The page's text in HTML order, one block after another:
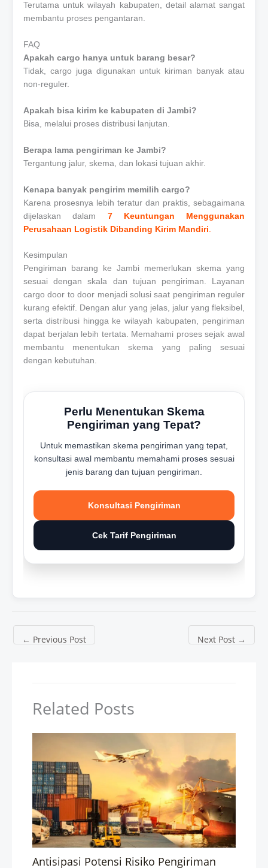
Terutama untuk wilayah kabupaten, detail alamat sangat
membantu proses pengantaran.
FAQ
Apakah cargo hanya untuk barang besar?
Tidak, cargo juga digunakan untuk kiriman banyak atau
non-reguler.
Apakah bisa kirim ke kabupaten di Jambi?
Bisa, melalui proses distribusi lanjutan.
Berapa lama pengiriman ke Jambi?
Tergantung jalur, skema, dan lokasi tujuan akhir.
Kenapa banyak pengirim memilih cargo?
Karena prosesnya lebih teratur dan praktis, sebagaimana
dijelaskan dalam
7 Keuntungan Menggunakan
Perusahaan Logistik Dibanding Kirim Mandiri
Kesimpulan
Pengiriman barang ke Jambi memerlukan skema yang
sesuai dengan skala dan tujuan pengiriman. Layanan
cargo door to door menjadi solusi saat pengiriman reguler
kurang efektif. Dengan alur yang jelas, jalur yang fleksibel,
serta distribusi hingga ke wilayah kabupaten, pengiriman
dapat berjalan lebih tertata. Memahami proses sejak awal
membantu menentukan skema yang paling sesuai
dengan kebutuhan.
Perlu Menentukan Skema
Pengiriman yang Tepat?
Untuk memastikan skema pengiriman yang tepat,
konsultasi awal membantu memahami proses sesuai
jenis barang dan tujuan pengiriman.
Konsultasi Pengiriman
Cek Tarif Pengiriman
← Previous Post Next Post →
Related Posts
Antisipasi Potensi Risiko Pengiriman